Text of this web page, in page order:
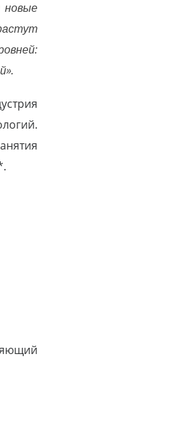
новые